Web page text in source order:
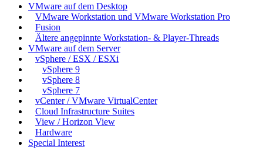
VMware auf dem Desktop
VMware Workstation und VMware Workstation Pro
Fusion
Ältere angepinnte Workstation- & Player-Threads
VMware auf dem Server
vSphere / ESX / ESXi
vSphere 9
vSphere 8
vSphere 7
vCenter / VMware VirtualCenter
Cloud Infrastructure Suites
View / Horizon View
Hardware
Special Interest